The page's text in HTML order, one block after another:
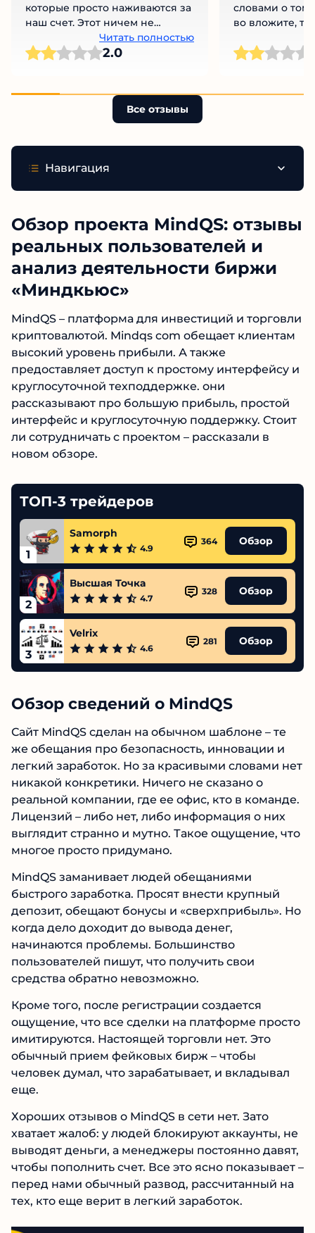
которые просто наживаются за
наш счет. Этот ничем не
отличается от нихЧитать полностью
2.0
словами о
во вложите,
Здесь никто
платформы.
Все отзывы
Навигация
Обзор проекта MindQS:
отзывы реальных
пользователей и анализ
деятельности биржи
«Миндкьюс»
MindQS – платформа для инвестиций и
торговли криптовалютой. Mindqs com
обещает клиентам высокий уровень прибыли.
А также предоставляет доступ к простому
интерфейсу и круглосуточной техподдержке.
они рассказывают про большую прибыль,
простой интерфейс и круглосуточную
поддержку. Стоит ли сотрудничать с проектом
ТОП-3 трейдеров
1
Samorph
4.9
364 Обзор
2
Высшая Точка
4.7
328 Обзор
3
Velrix
4.6
281 Обзор
Обзор сведений о MindQS
Сайт MindQS сделан на обычном шаблоне – те
же обещания про безопасность, инновации и
легкий заработок. Но за красивыми словами
нет никакой конкретики. Ничего не сказано о
реальной компании, где ее офис, кто в
команде. Лицензий – либо нет, либо
информация о них выглядит странно и мутно.
Такое ощущение, что многое просто
придумано.
MindQS заманивает людей обещаниями
быстрого заработка. Просят внести крупный
депозит, обещают бонусы и «сверхприбыль».
Но когда дело доходит до вывода денег,
начинаются проблемы. Большинство
пользователей пишут, что получить свои
средства обратно невозможно.
Кроме того, после регистрации создается
ощущение, что все сделки на платформе
просто имитируются. Настоящей торговли нет.
Это обычный прием фейковых бирж – чтобы
человек думал, что зарабатывает, и вкладывал
еще.
Хороших отзывов о MindQS в сети нет. Зато
хватает жалоб: у людей блокируют аккаунты,
не выводят деньги, а менеджеры постоянно
давят, чтобы пополнить счет. Все это ясно